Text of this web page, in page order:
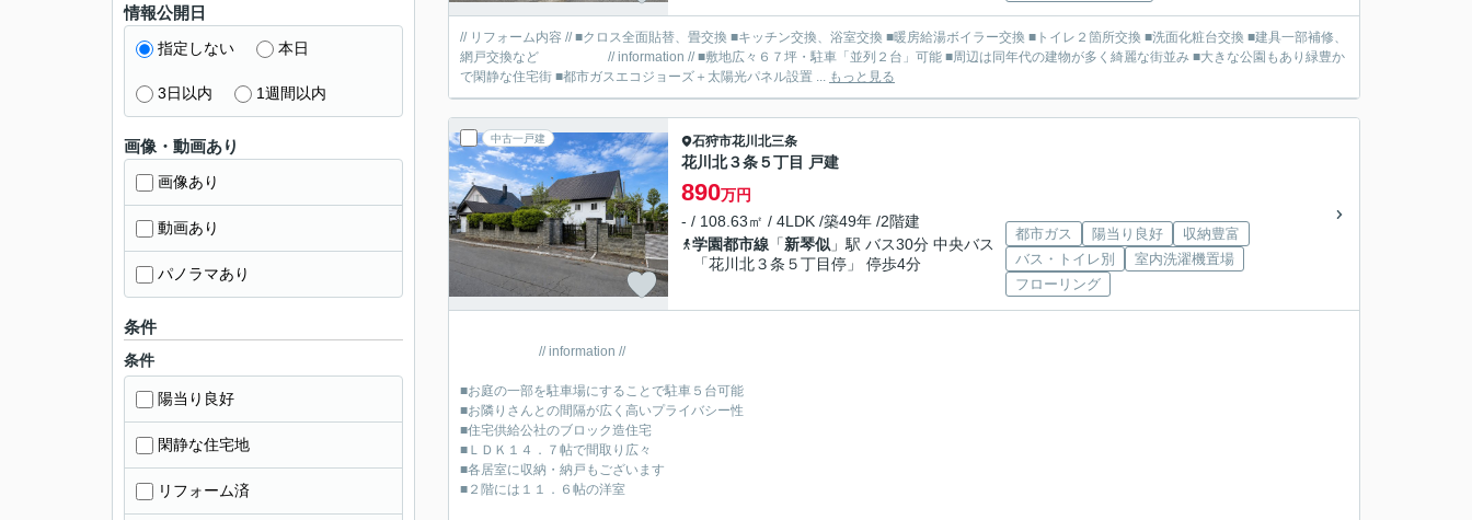
// リフォーム内容 // ■クロス全面貼替、畳交換 ■キッチン交換、浴室交換 ■暖房給湯ボイラー交換 ■トイレ２箇所交換 ■洗面化粧台交換 ■建具一部補修、
網戸交換など // information // ■敷地広々６７坪・駐車「並列２台」可能 ■周辺は同年代の建物が多く綺麗な街並み ■大きな公園もあり緑豊か
で閑静な住宅街 ■都市ガスエコジョーズ＋太陽光パネル設置 ... もっと見る
中古一戸建 石狩市花川北三条
花川北３条５丁目 戸建
890万円
- / 108.63㎡ / 4LDK /築49年 /2階建
学園都市線 「新琴似 」駅 バス30分 中央バス
「花川北３条５丁目停」 停歩4分
都市ガス 陽当り良好
収納豊富
バス・トイレ別
室内洗濯機置場
フローリング
// information //
■お庭の一部を駐車場にすることで駐車５台可能
■お隣りさんとの間隔が広く高いプライバシー性
■住宅供給公社のブロック造住宅
■ＬＤＫ１４．７帖で間取り広々
■各居室に収納・納戸もございます
■２階には１１．６帖の洋室
情報公開日
指定しない 本日
3日以内 1週間以内
画像・動画あり
画像あり
動画あり
パノラマあり
条件
条件
陽当り良好
閑静な住宅地
リフォーム済